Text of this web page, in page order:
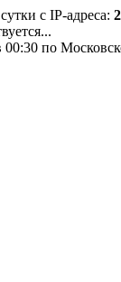
с IP-адреса:
00:30 по